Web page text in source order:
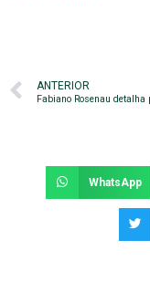
ANTERIOR
WhatsApp